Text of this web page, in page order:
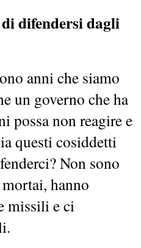
difendersi dagli
anni che siamo
un governo che ha
possa non reagire e
questi cosiddetti
Non sono
hanno
missili e ci